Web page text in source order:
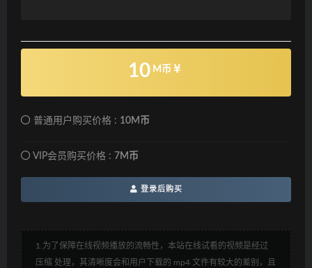
10 M币
普通用户购买价格 : 10M币
VIP会员购买价格 : 7M币
登录后购买
1.为了保障在线视频播放的流畅性，本站在线试看的视频是经过
压缩 处理，其清晰度会和用户下载的 mp4 文件有较大的差别，且